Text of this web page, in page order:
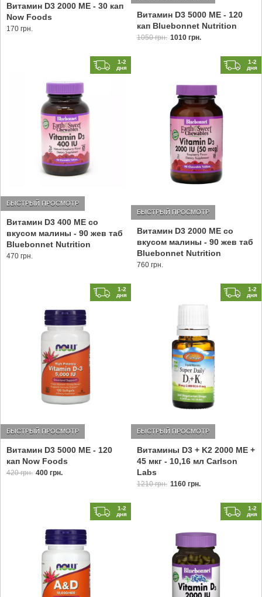
Витамин D3 2000 МЕ - 30 кап
Now Foods
170 грн.
Витамин D3 5000 МЕ - 120
кап Bluebonnet Nutrition
1050 грн. 1010 грн.
1-2
дня
Витамин D3 400 МЕ со
вкусом малины - 90 жев таб
Bluebonnet Nutrition
БЫСТРЫЙ ПРОСМОТР
470 грн.
1-2
дня
Витамин D3 2000 МЕ со
вкусом малины - 90 жев таб
Bluebonnet Nutrition
БЫСТРЫЙ ПРОСМОТР
760 грн.
1-2
дня
Витамин D3 5000 МЕ - 120
кап Now Foods
БЫСТРЫЙ ПРОСМОТР
420 грн. 400 грн.
1-2
дня
Витамины D3 + K2 2000 МЕ +
45 мкг - 10,16 мл Carlson
Labs
БЫСТРЫЙ ПРОСМОТР
1210 грн. 1160 грн.
1-2
дня
1-2
дня